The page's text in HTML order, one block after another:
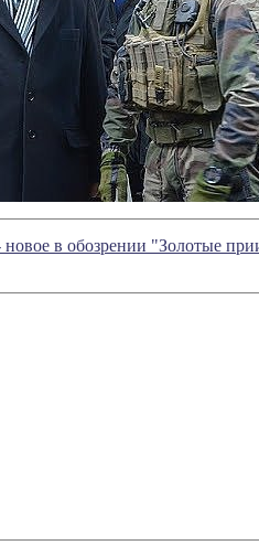
в обозрении "Золотые